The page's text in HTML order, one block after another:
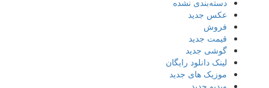
دسته‌بندی نشده
عکس جدید
فروش
قیمت جدید
گوشی جدید
لینک دانلود رایگان
موزیک های جدید